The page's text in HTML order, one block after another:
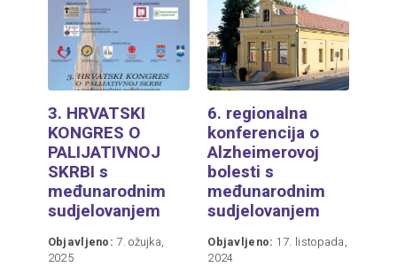
3. HRVATSKI
KONGRES O
PALIJATIVNOJ
SKRBI s
međunarodnim
sudjelovanjem
Objavljeno: 7. ožujka,
2025
6. regionalna
konferencija o
Alzheimerovoj
bolesti s
međunarodnim
sudjelovanjem
Objavljeno: 17. listopada,
2024